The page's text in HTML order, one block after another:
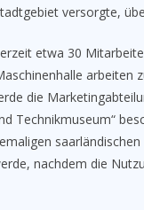
versorgte,
etwa 30
arbeiten
die
Technikmuseum“
nachdem die